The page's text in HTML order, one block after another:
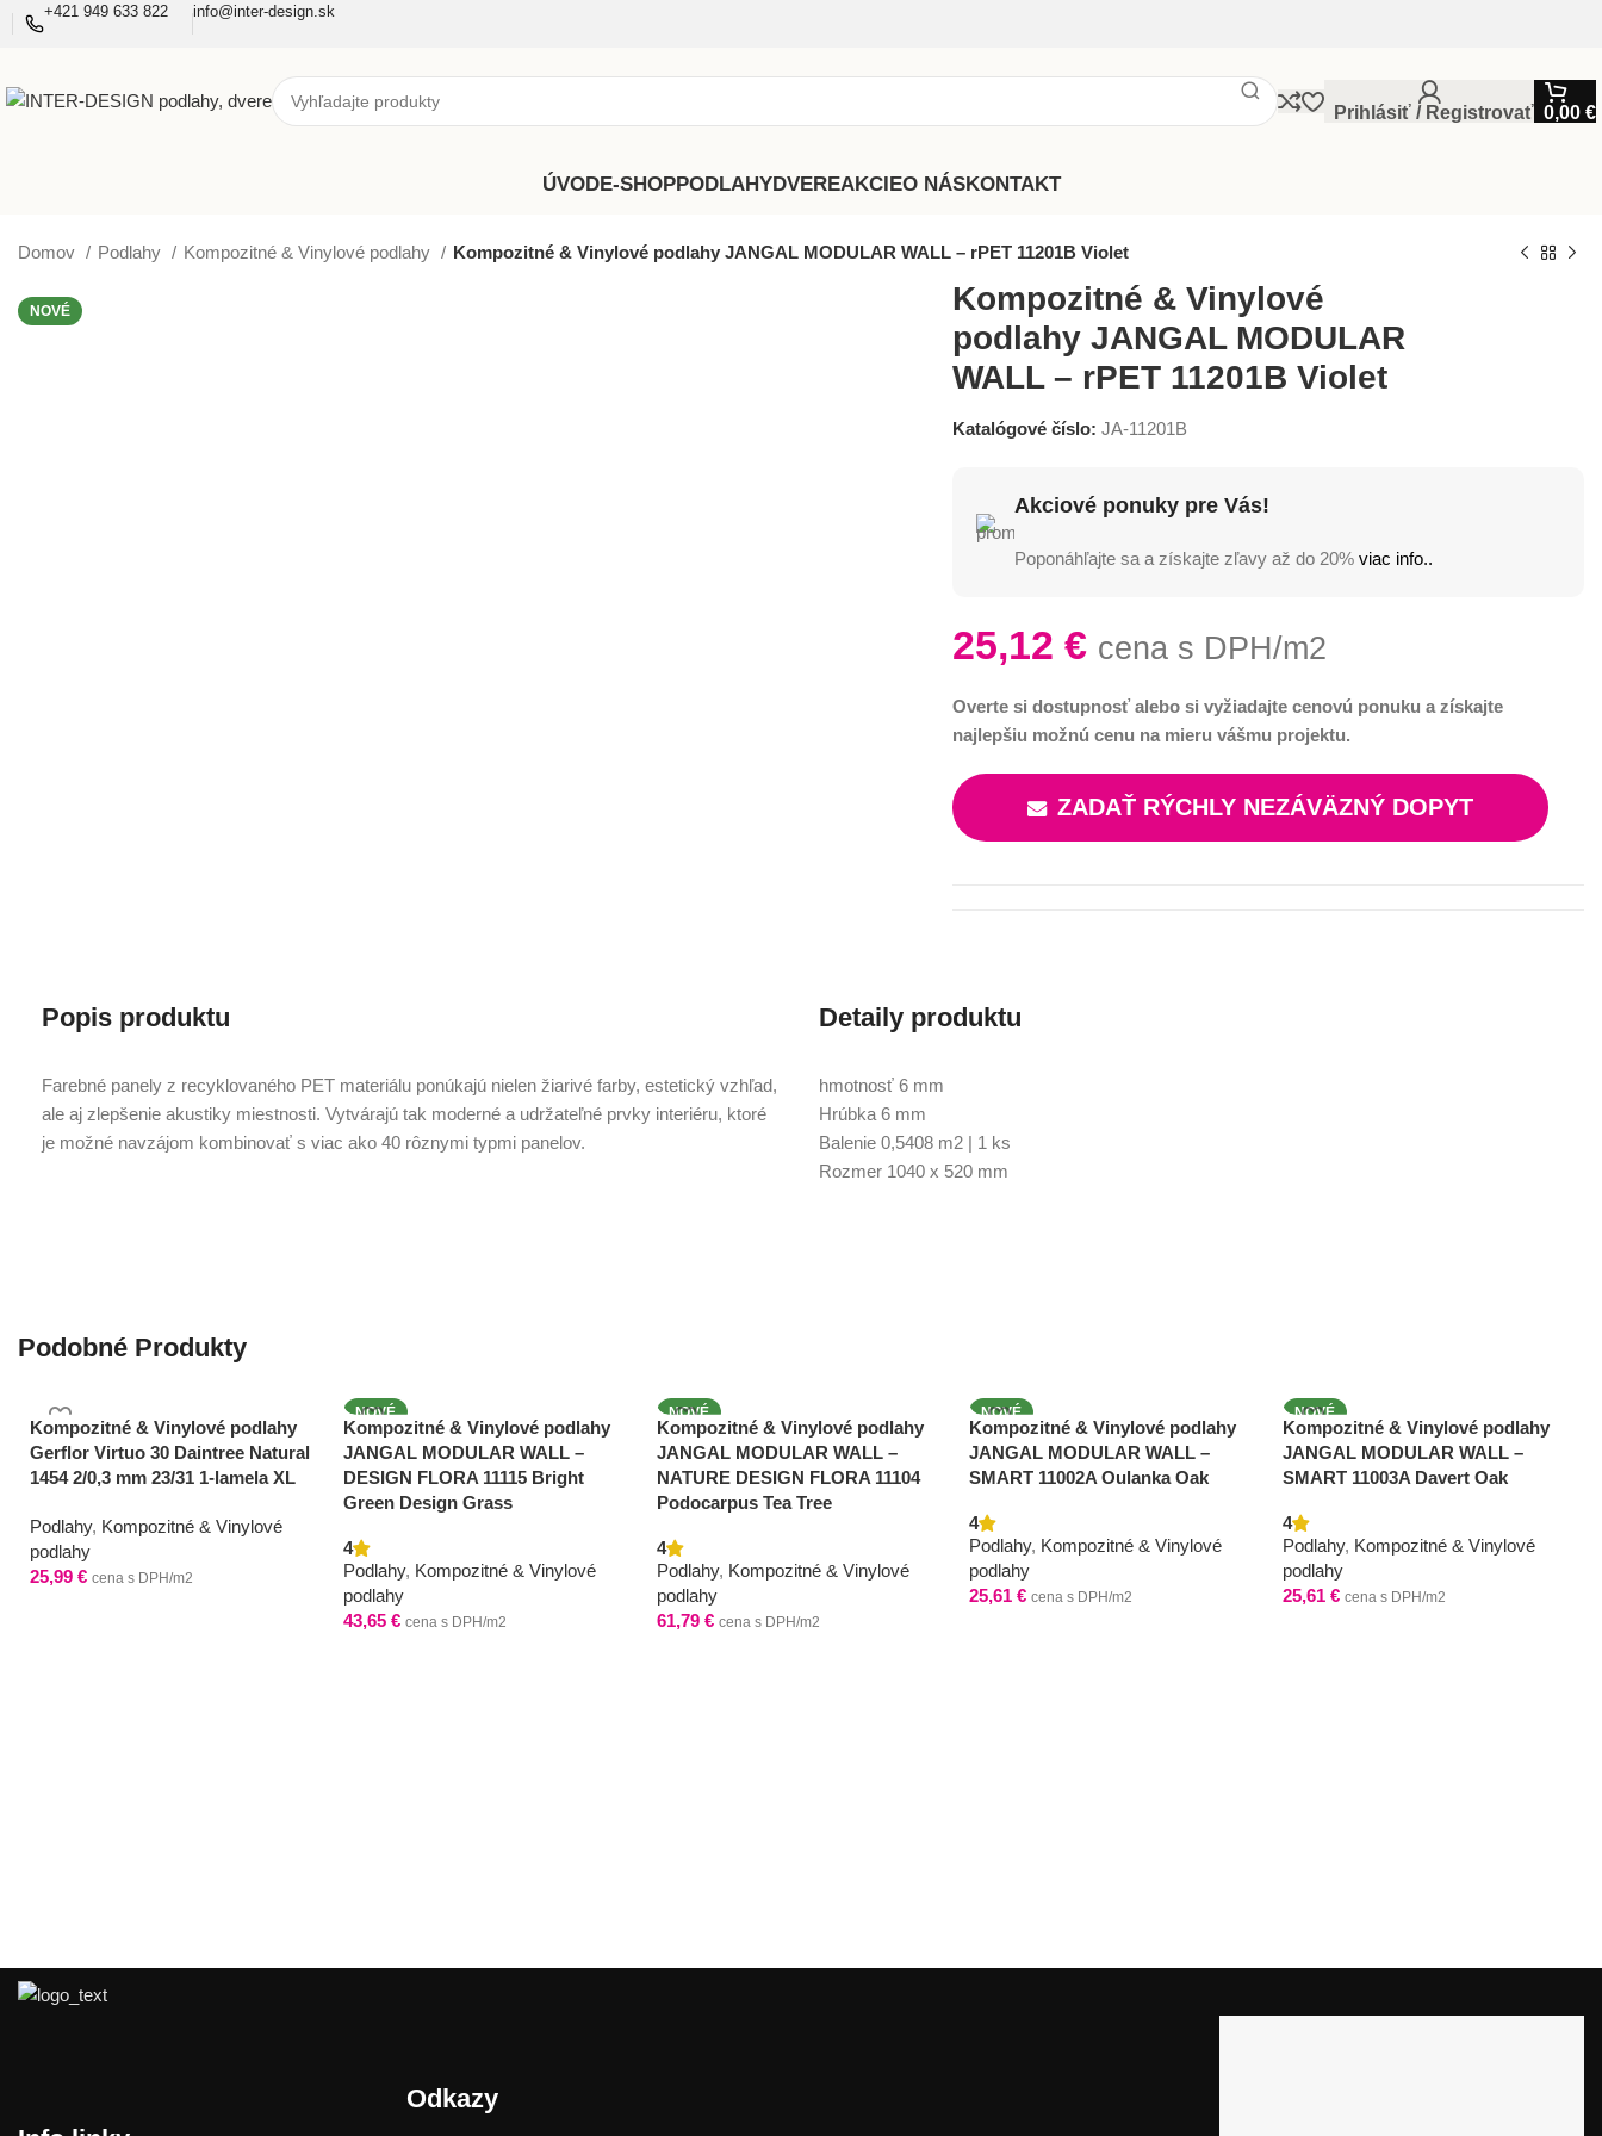
+421 949 633 822 info@inter-design.sk
Prihlásiť / Registrovať 0,00 €
ÚVODE-SHOPPODLAHYDVEREAKCIEO NÁSKONTAKT
Domov Podlahy Kompozitné & Vinylové podlahy Kompozitné & Vinylové podlahy JANGAL MODULAR WALL – rPET 11201B Violet
NOVÉ
Kompozitné & Vinylové
podlahy JANGAL MODULAR
WALL – rPET 11201B Violet
Katalógové číslo: JA-11201B
Akciové ponuky pre Vás!
Poponáhľajte sa a získajte zľavy až do 20% viac info..
25,12 € cena s DPH/m2
Overte si dostupnosť alebo si vyžiadajte cenovú ponuku a získajte
najlepšiu možnú cenu na mieru vášmu projektu.
ZADAŤ RÝCHLY NEZÁVÄZNÝ DOPYT
Popis produktu
Farebné panely z recyklovaného PET materiálu ponúkajú nielen žiarivé farby, estetický vzhľad,
ale aj zlepšenie akustiky miestnosti. Vytvárajú tak moderné a udržateľné prvky interiéru, ktoré
je možné navzájom kombinovať s viac ako 40 rôznymi typmi panelov.
Detaily produktu
hmotnosť 6 mm
Hrúbka 6 mm
Balenie 0,5408 m2 | 1 ks
Rozmer 1040 x 520 mm
Podobné Produkty
Kompozitné & Vinylové podlahy
Gerflor Virtuo 30 Daintree Natural
1454 2/0,3 mm 23/31 1-lamela XL
Podlahy, Kompozitné & Vinylové
podlahy
25,99 € cena s DPH/m2
NOVÉ
Kompozitné & Vinylové podlahy
JANGAL MODULAR WALL –
DESIGN FLORA 11115 Bright
Green Design Grass
4
Podlahy, Kompozitné & Vinylové
podlahy
43,65 € cena s DPH/m2
NOVÉ
Kompozitné & Vinylové podlahy
JANGAL MODULAR WALL –
NATURE DESIGN FLORA 11104
Podocarpus Tea Tree
4
Podlahy, Kompozitné & Vinylové
podlahy
61,79 € cena s DPH/m2
NOVÉ
Kompozitné & Vinylové podlahy
JANGAL MODULAR WALL –
SMART 11002A Oulanka Oak
4
Podlahy, Kompozitné & Vinylové
podlahy
25,61€ cena s DPH/m2
NOVÉ
Kompozitné & Vinylové podlahy
JANGAL MODULAR WALL –
SMART 11003A Davert Oak
4
Podlahy, Kompozitné & Vinylové
podlahy
25,61€ cena s DPH/m2
Odkazy